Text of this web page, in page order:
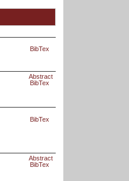
BibTex
Abstract
BibTex
BibTex
Abstract
BibTex